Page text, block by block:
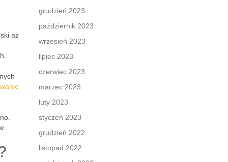
aż
grudzień 2023
październik 2023
wrzesień 2023
lipiec 2023
czerwiec 2023
marzec 2023
luty 2023
styczeń 2023
grudzień 2022
listopad 2022